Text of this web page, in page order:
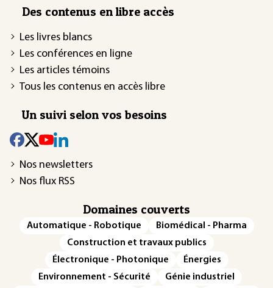
Des contenus en libre accès
Les livres blancs
Les conférences en ligne
Les articles témoins
Tous les contenus en accès libre
Un suivi selon vos besoins
Nos newsletters
Nos flux RSS
Domaines couverts
Automatique - Robotique
Biomédical - Pharma
Construction et travaux publics
Électronique - Photonique
Énergies
Environnement - Sécurité
Génie industriel